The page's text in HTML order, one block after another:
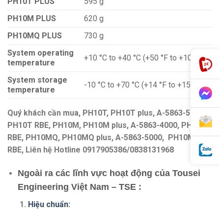
PH10M PLUS
620 g
PH10MQ PLUS
730 g
System operating
temperature
+10 °C to +40 °C (+50 °F to +104 °F)
System storage
temperature
-10 °C to +70 °C (+14 °F to +158 °F)
Quý khách cần mua, PH10T, PH10T plus, A-5863-5000,
PH10T RBE, PH10M, PH10M plus, A-5863-4000, PH10M
RBE, PH10MQ, PH10MQ plus, A-5863-5000, PH10MQ
RBE, Liên hệ Hotline 0917905386/0838131968
Ngoài ra các lĩnh vực hoạt động của Tousei
Engineering Việt Nam – TSE :
1. Hiệu chuẩn: